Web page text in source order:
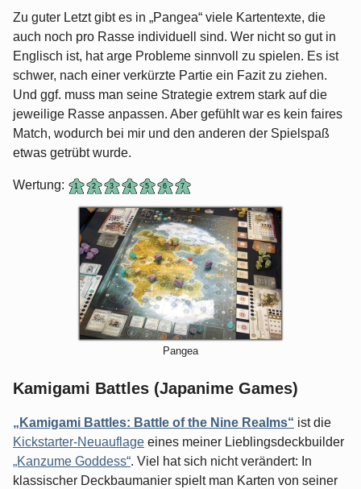
Zu guter Letzt gibt es in „Pangea“ viele Kartentexte, die
auch noch pro Rasse individuell sind. Wer nicht so gut in
Englisch ist, hat arge Probleme sinnvoll zu spielen. Es ist
schwer, nach einer verkürzte Partie ein Fazit zu ziehen.
Und ggf. muss man seine Strategie extrem stark auf die
jeweilige Rasse anpassen. Aber gefühlt war es kein faires
Match, wodurch bei mir und den anderen der Spielspaß
etwas getrübt wurde.
Wertung:
Pangea
Kamigami Battles (Japanime Games)
„Kamigami Battles: Battle of the Nine Realms“ ist die
Kickstarter-Neuauflage eines meiner Lieblingsdeckbuilder
„Kanzume Goddess“. Viel hat sich nicht verändert: In
klassischer Deckbaumanier spielt man Karten von seiner